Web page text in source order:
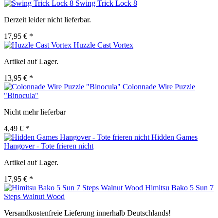
Swing Trick Lock 8
Derzeit leider nicht lieferbar.
17,95 € *
Huzzle Cast Vortex
Artikel auf Lager.
13,95 € *
Colonnade Wire Puzzle
"Binocula"
Nicht mehr lieferbar
4,49 € *
Hidden Games
Hangover - Tote frieren nicht
Artikel auf Lager.
17,95 € *
Himitsu Bako 5 Sun 7
Steps Walnut Wood
Versandkostenfreie Lieferung innerhalb Deutschlands!